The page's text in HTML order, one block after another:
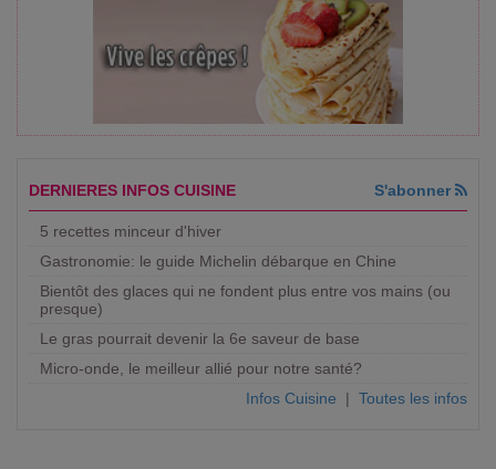
DERNIERES INFOS CUISINE S'abonner
5 recettes minceur d'hiver
Gastronomie: le guide Michelin débarque en Chine
Bientôt des glaces qui ne fondent plus entre vos mains (ou
presque)
Le gras pourrait devenir la 6e saveur de base
Micro-onde, le meilleur allié pour notre santé?
Infos Cuisine | Toutes les infos